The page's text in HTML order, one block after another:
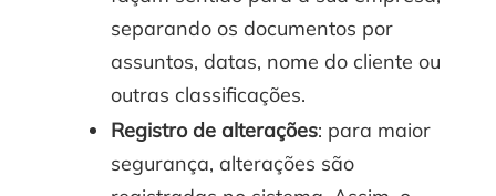
separando os documentos por
assuntos, datas, nome do cliente ou
outras classificações.
Registro de alterações: para maior
segurança, alterações são